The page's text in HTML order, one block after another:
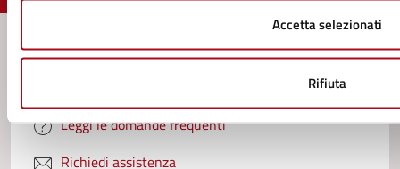
Accetta selezionati
Rifiuta
Leggi le domande frequenti
Richiedi assistenza